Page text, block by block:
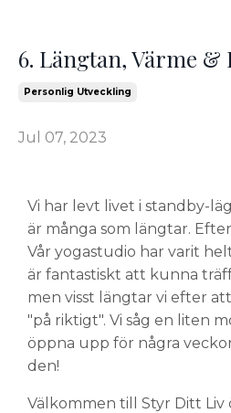
6. Längtan, Värme &
Personlig Utveckling
Jul 07, 2023
Vi har levt livet i standby-
är många som längtar.
Vår yogastudio har varit
är fantastiskt att kunna
men visst längtar vi efter
"på riktigt". Vi såg en liten
öppna upp för några
den!
Välkommen till Styr Ditt Liv